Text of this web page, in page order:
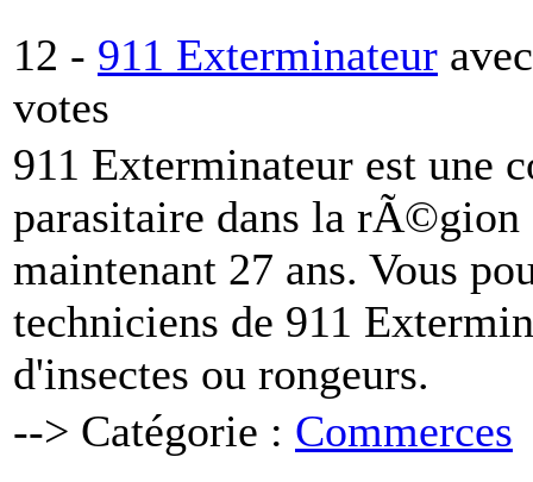
12 - 911 Exterminateur
votes
911 Exterminateur est une
parasitaire dans la
maintenant 27 ans. Vous
techniciens de 911
d'insectes ou rongeurs.
--> Catégorie : Commerces